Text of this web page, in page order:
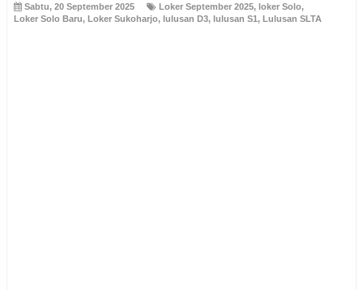
Sabtu, 20 September 2025 Loker September 2025, loker Solo,
Loker Solo Baru, Loker Sukoharjo, lulusan D3, lulusan S1, Lulusan SLTA